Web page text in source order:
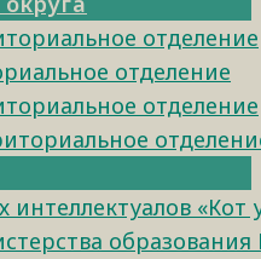
отделение
отделение
отделение
интеллектуалов «Кот
образования